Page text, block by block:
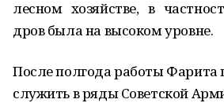
лесном хозяйстве, в
дров была на высоком уровне.
После полгода работы Фарита
служить в ряды Советской